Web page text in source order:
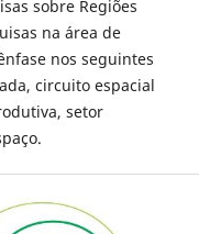
sobre Regiões
na área de
nos seguintes
circuito espacial
setor